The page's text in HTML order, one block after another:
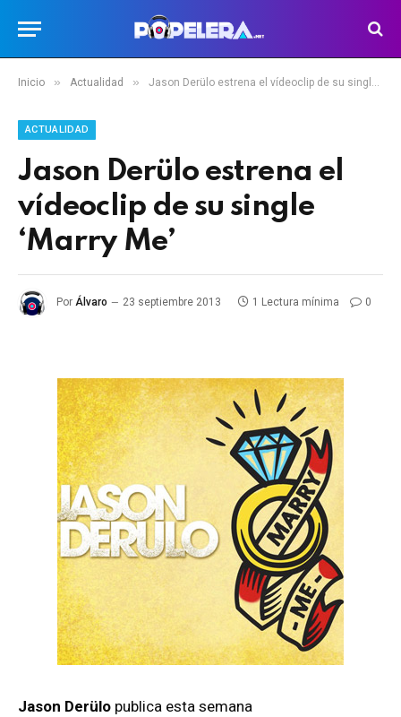
Inicio » Actualidad » Jason Derülo estrena el vídeoclip de su single ‘Marry Me’
ACTUALIDAD
Jason Derülo estrena el
vídeoclip de su single
‘Marry Me’
Por Álvaro 23 septiembre 2013 1 Lectura mínima 0
Jason Derülo publica esta semana